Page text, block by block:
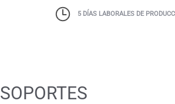
5 DÍAS LABORALES DE
SOPORTES